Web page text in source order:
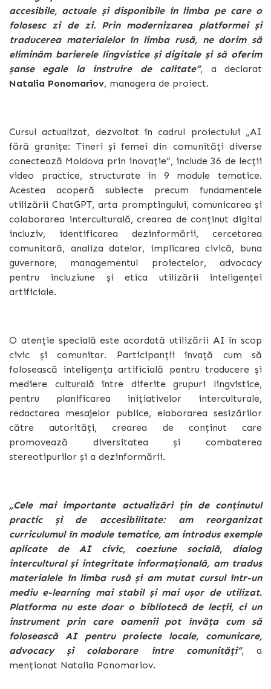
accesibile, actuale și disponibile în limba pe care o
folosesc zi de zi. Prin modernizarea platformei și
traducerea materialelor în limba rusă, ne dorim să
eliminăm barierele lingvistice și digitale și să oferim
șanse egale la instruire de calitate”, a declarat
Natalia Ponomariov, managera de proiect.
Cursul actualizat, dezvoltat în cadrul proiectului „AI
fără granițe: Tineri și femei din comunități diverse
conectează Moldova prin inovație”, include 36 de lecții
video practice, structurate în 9 module tematice.
Acestea acoperă subiecte precum fundamentele
utilizării ChatGPT, arta promptingului, comunicarea și
colaborarea interculturală, crearea de conținut digital
incluziv, identificarea dezinformării, cercetarea
comunitară, analiza datelor, implicarea civică, buna
guvernare, managementul proiectelor, advocacy
pentru incluziune și etica utilizării inteligenței
artificiale.
O atenție specială este acordată utilizării AI în scop
civic și comunitar. Participanții învață cum să
folosească inteligența artificială pentru traducere și
mediere culturală între diferite grupuri lingvistice,
pentru planificarea inițiativelor interculturale,
redactarea mesajelor publice, elaborarea sesizărilor
către autorități, crearea de conținut care
promovează diversitatea și combaterea
stereotipurilor și a dezinformării.
„Cele mai importante actualizări țin de conținutul
practic și de accesibilitate: am reorganizat
curriculumul în module tematice, am introdus exemple
aplicate de AI civic, coeziune socială, dialog
intercultural și integritate informațională, am tradus
materialele în limba rusă și am mutat cursul într-un
mediu e-learning mai stabil și mai ușor de utilizat.
Platforma nu este doar o bibliotecă de lecții, ci un
instrument prin care oamenii pot învăța cum să
folosească AI pentru proiecte locale, comunicare,
advocacy și colaborare între comunități”, a
menționat Natalia Ponomariov.